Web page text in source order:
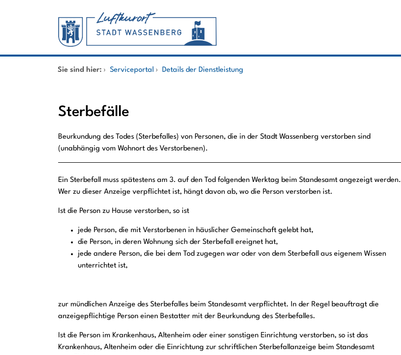
Startseite
Mitarbeitende A-Z
Sie sind hier: › Serviceportal › Details der Dienstleistung
Sterbefälle
Kurzbeschreibung
Beurkundung des Todes (Sterbefalles) von Personen, die in der Stadt Wassenberg verstorben sind
(unabhängig vom Wohnort des Verstorbenen).
Beschreibung
Ein Sterbefall muss spätestens am 3. auf den Tod folgenden Werktag beim Standesamt angezeigt werden.
Wer zu dieser Anzeige verpflichtet ist, hängt davon ab, wo die Person verstorben ist.
Ist die Person zu Hause verstorben, so ist
jede Person, die mit Verstorbenen in häuslicher Gemeinschaft gelebt hat,
die Person, in deren Wohnung sich der Sterbefall ereignet hat,
jede andere Person, die bei dem Tod zugegen war oder von dem Sterbefall aus eigenem Wissen
unterrichtet ist,
zur mündlichen Anzeige des Sterbefalles beim Standesamt verpflichtet. In der Regel beauftragt die
anzeigepflichtige Person einen Bestatter mit der Beurkundung des Sterbefalles.
Ist die Person im Krankenhaus, Altenheim oder einer sonstigen Einrichtung verstorben, so ist das
Krankenhaus, Altenheim oder die Einrichtung zur schriftlichen Sterbefallanzeige beim Standesamt